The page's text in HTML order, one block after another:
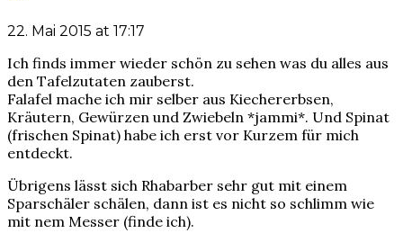
22. Mai 2015 at 17:17
Ich finds immer wieder schön zu sehen was du alles aus
den Tafelzutaten zauberst.
Falafel mache ich mir selber aus Kiechererbsen,
Kräutern, Gewürzen und Zwiebeln *jammi*. Und Spinat
(frischen Spinat) habe ich erst vor Kurzem für mich
entdeckt.
Übrigens lässt sich Rhabarber sehr gut mit einem
Sparschäler schälen, dann ist es nicht so schlimm wie
mit nem Messer (finde ich).